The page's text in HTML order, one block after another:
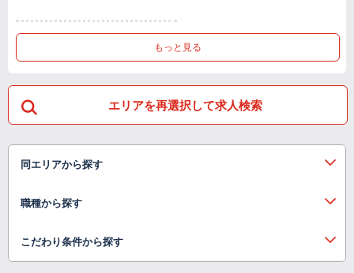
もっと見る
エリアを再選択して求人検索
同エリアから探す
職種から探す
こだわり条件から探す